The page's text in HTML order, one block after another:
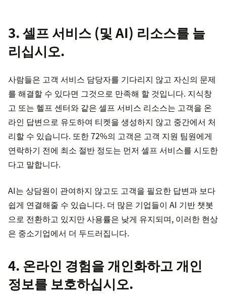
3. 셀프 서비스 (및 AI) 리소스를 늘
리십시오.
사람들은 고객 서비스 담당자를 기다리지 않고 자신의 문제
를 해결할 수 있다면 그것으로 만족해 할 것입니다. 지식창
고 또는 헬프 센터와 같은 셀프 서비스 리소스는 고객을 온
라인 답변으로 유도하여 티켓을 생성하지 않고 중간에서 처
리할 수 있습니다. 또한 72%의 고객은 고객 지원 팀원에게
연락하기 전에 최소 절반 정도는 먼저 셀프 서비스를 시도한
다고 말합니다.
AI는 상담원이 관여하지 않고도 고객을 필요한 답변과 보다
쉽게 연결해줄 수 있습니다. 더 많은 기업들이 AI 기반 챗봇
으로 전환하고 있지만 사용률은 낮게 유지되며, 이러한 현상
은 중소기업에서 더 두드러집니다.
4. 온라인 경험을 개인화하고 개인
정보를 보호하십시오.